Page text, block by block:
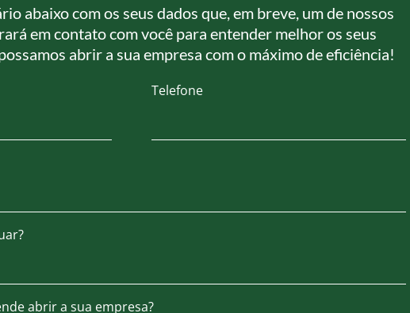
abaixo com os seus dados que, em breve, um de nossos
em contato com você para entender melhor os seus
abrir a sua empresa com o máximo de eficiência!
Telefone
abrir a sua empresa?